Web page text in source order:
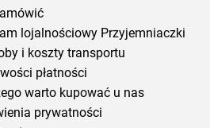
lojalnościowy Przyjemniaczki
i koszty transportu
płatności
warto kupować u nas
prywatności